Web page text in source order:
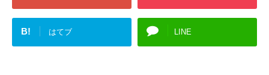
B! はてブ LINE